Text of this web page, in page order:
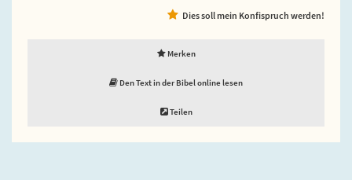
Dies soll mein Konfispruch werden!
Merken
Den Text in der Bibel online lesen
Teilen